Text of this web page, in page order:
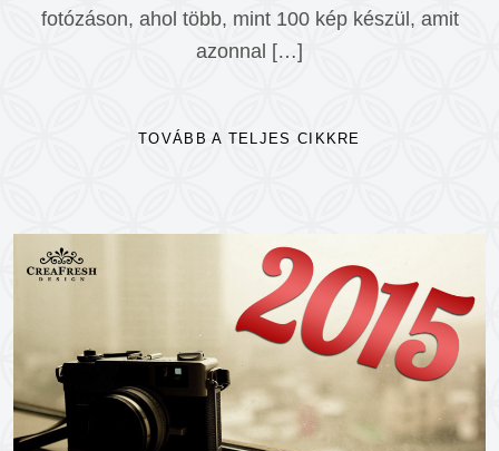
fotózáson, ahol több, mint 100 kép készül, amit
azonnal […]
TOVÁBB A TELJES CIKKRE